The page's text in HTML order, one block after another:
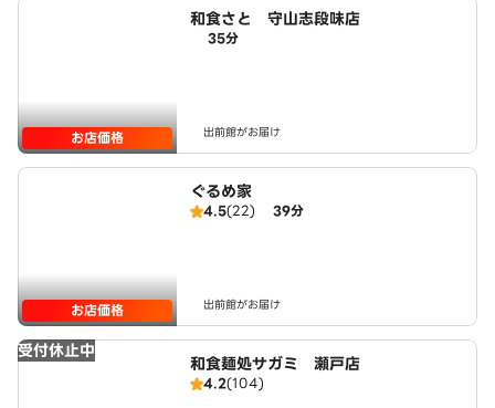
お店価格
和食さと 守山志段味店
35分
出前館がお届け
お店価格
ぐるめ家
4.5(22) 39分
出前館がお届け
受付休止中
和食麺処サガミ 瀬戸店
4.2(104)